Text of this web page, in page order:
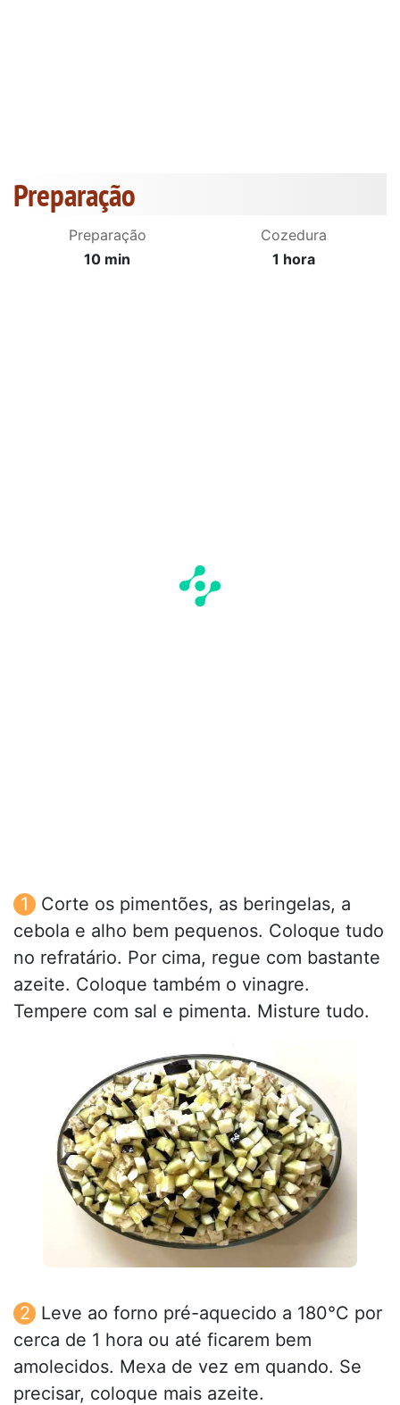
Preparação
Preparação
10 min
Cozedura
1 hora
Corte os pimentões, as beringelas, a
cebola e alho bem pequenos. Coloque tudo
no refratário. Por cima, regue com bastante
azeite. Coloque também o vinagre.
Tempere com sal e pimenta. Misture tudo.
Leve ao forno pré-aquecido a 180°C por
cerca de 1 hora ou até ficarem bem
amolecidos. Mexa de vez em quando. Se
precisar, coloque mais azeite.